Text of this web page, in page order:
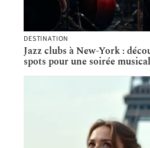
DESTINATION
Jazz clubs à New-York :
spots pour une soirée